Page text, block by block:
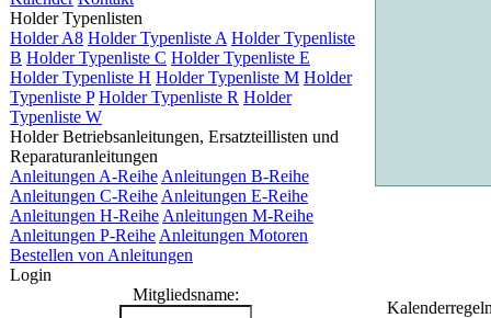
Holder Typenlisten
Holder A8 Holder Typenliste A Holder Typenliste
B Holder Typenliste C Holder Typenliste E
Holder Typenliste H Holder Typenliste M Holder
Typenliste P Holder Typenliste R Holder
Typenliste W
Holder Betriebsanleitungen, Ersatzteillisten und
Reparaturanleitungen
Anleitungen A-Reihe Anleitungen B-Reihe
Anleitungen C-Reihe Anleitungen E-Reihe
Anleitungen H-Reihe Anleitungen M-Reihe
Anleitungen P-Reihe Anleitungen Motoren
Bestellen von Anleitungen
Login
Mitgliedsname: